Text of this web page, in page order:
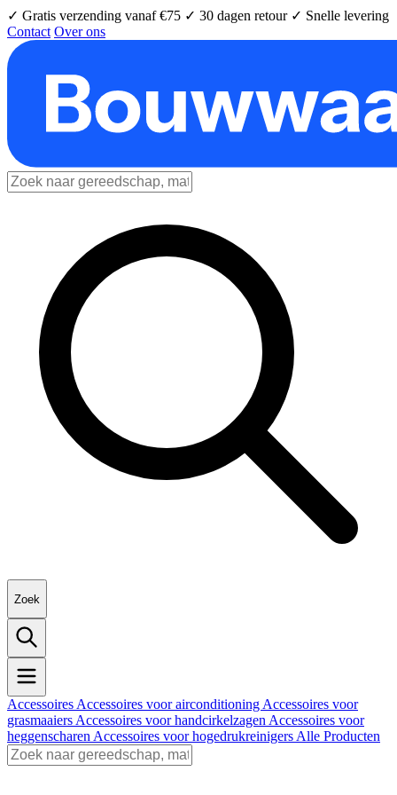
✓ Gratis verzending vanaf €75 ✓ 30 dagen retour ✓ Snelle levering
Contact Over ons
Zoek
Accessoires Accessoires voor airconditioning Accessoires voor
grasmaaiers Accessoires voor handcirkelzagen Accessoires voor
heggenscharen Accessoires voor hogedrukreinigers Alle Producten